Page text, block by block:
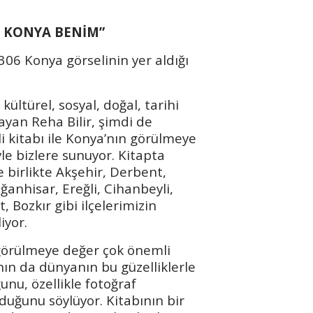
BENİM”
Konya görselinin yer aldığı
sosyal, doğal, tarihi
Reha Bilir, şimdi de
ile Konya’nın görülmeye
bizlere sunuyor. Kitapta
birlikte Akşehir, Derbent,
Ereğli, Cihanbeyli,
Bozkır gibi ilçelerimizin
değer çok önemli
da dünyanın bu güzelliklerle
özellikle fotoğraf
söylüyor. Kitabının bir